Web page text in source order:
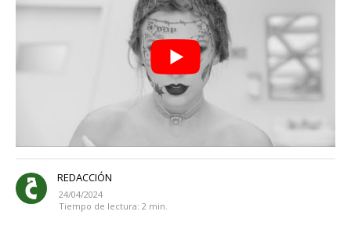
REDACCIÓN
24/04/2024
Tiempo de lectura: 2 min.